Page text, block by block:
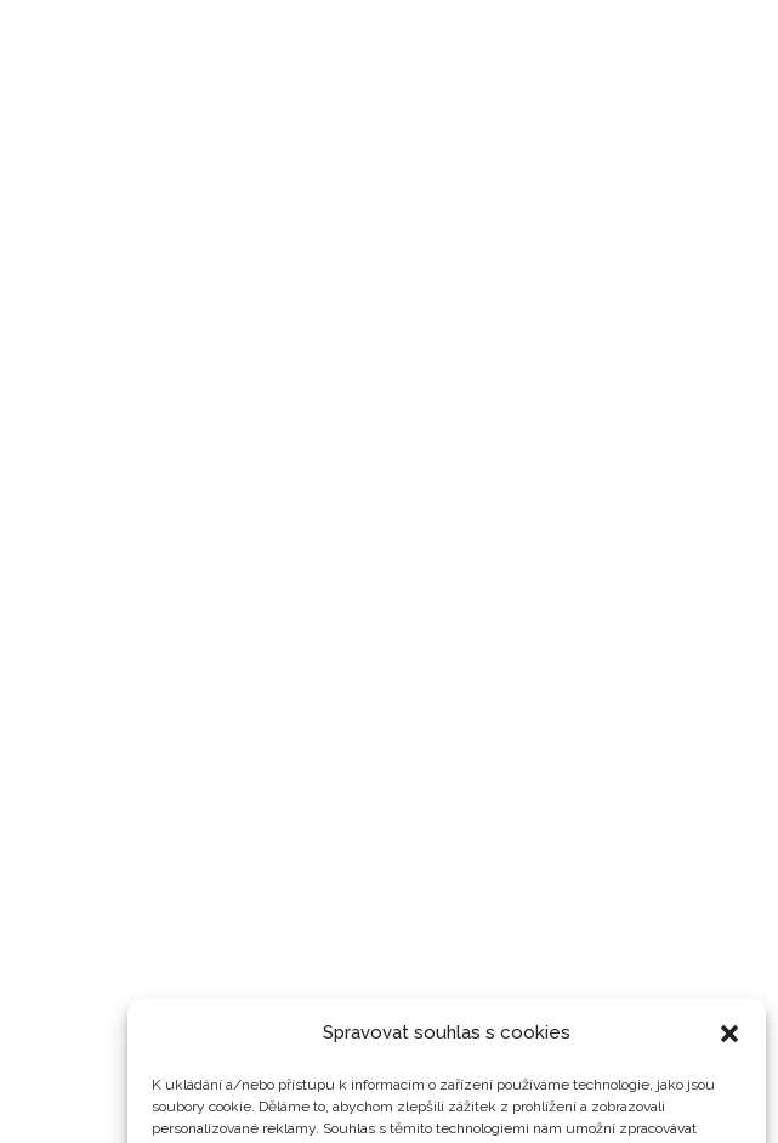
Spravovat souhlas s cookies
K ukládání a/nebo přístupu k informacím o zařízení používáme technologie, jako jsou
soubory cookie. Děláme to, abychom zlepšili zážitek z prohlížení a zobrazovali
personalizované reklamy. Souhlas s těmito technologiemi nám umožní zpracovávat